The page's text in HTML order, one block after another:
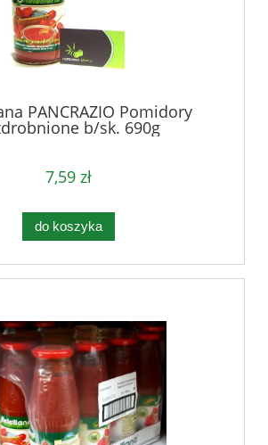
PANCRAZIO Pomidory
b/sk. 690g
7,59 zł
do koszyka